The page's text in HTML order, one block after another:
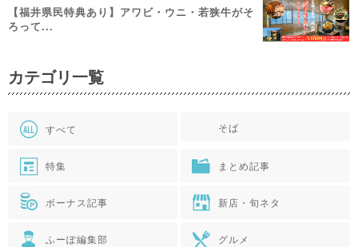
【福井県民特典あり】アワビ・ウニ・若狭牛がそ
ろって...
カテゴリ一覧
すべて そば
特集 まとめ記事
ボーナス記事 新店・旬ネタ
ふーぽ編集部 グルメ